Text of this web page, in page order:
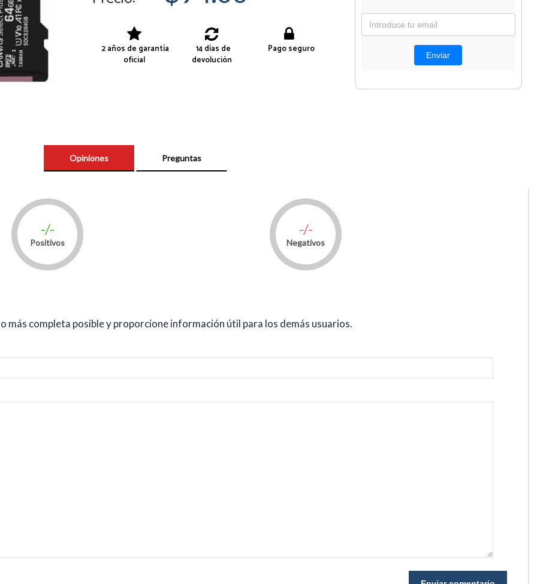
2 años de garantía
oficial
14 días de
devolución
Pago seguro
Opiniones Preguntas
-/-
Positivos
-/-
Negativos
más completa posible y proporcione información útil para los demás usuarios.